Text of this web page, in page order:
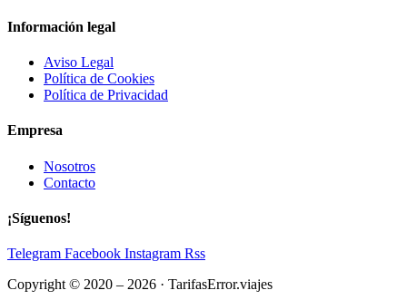
Información legal
Aviso Legal
Política de Cookies
Política de Privacidad
Empresa
Nosotros
Contacto
¡Síguenos!
Telegram Facebook Instagram Rss
Copyright © 2020 – 2026 · TarifasError.viajes